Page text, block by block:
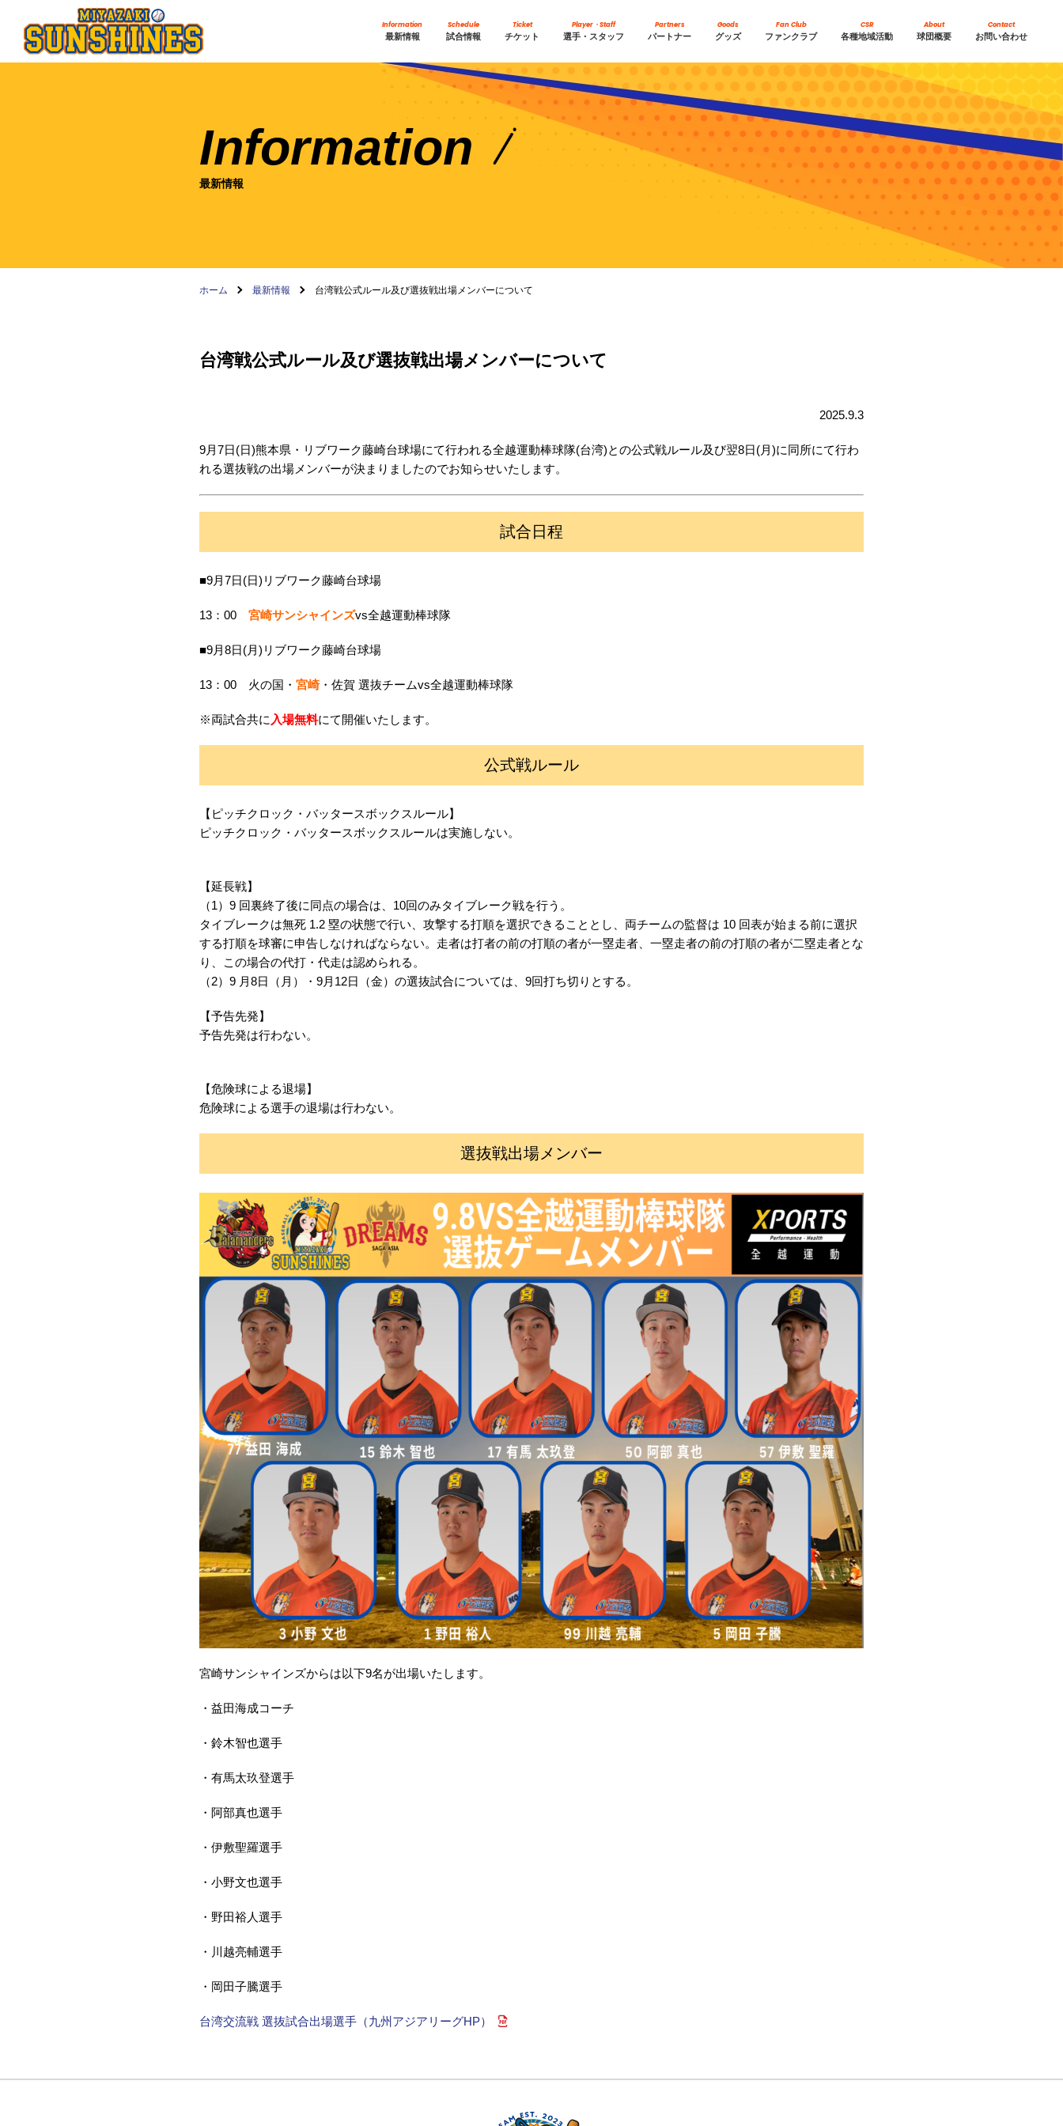
Information
最新情報
Schedule
試合情報
Ticket
チケット
Player・Staff
選手・スタッフ
Partners
パートナー
Goods
グッズ
Fan Club
ファンクラブ
CSR
各種地域活動
About
球団概要
Contact
お問い合わせ
Information
最新情報
ホーム 最新情報 台湾戦公式ルール及び選抜戦出場メンバーについて
台湾戦公式ルール及び選抜戦出場メンバーについて
2025.9.3
9月7日(日)熊本県・リブワーク藤崎台球場にて行われる全越運動棒球隊(台湾)との公式戦ルール及び翌8日(月)に同所にて行わ
れる選抜戦の出場メンバーが決まりましたのでお知らせいたします。
試合日程
■9月7日(日)リブワーク藤崎台球場
13：00 宮崎サンシャインズvs全越運動棒球隊
■9月8日(月)リブワーク藤崎台球場
13：00 火の国・ 宮崎・佐賀 選抜チームvs全越運動棒球隊
※両試合共に 入場無料にて開催いたします。
公式戦ルール
【ピッチクロック・バッタースボックスルール】
ピッチクロック・バッタースボックスルールは実施しない。
【延長戦】
（1）9 回裏終了後に同点の場合は、10回のみタイブレーク戦を行う。
タイブレークは無死 1.2 塁の状態で行い、攻撃する打順を選択できることとし、両チームの監督は 10 回表が始まる前に選択
する打順を球審に申告しなければならない。走者は打者の前の打順の者が一塁走者、一塁走者の前の打順の者が二塁走者とな
り、この場合の代打・代走は認められる。
（2）9 月8日（月）・9月12日（金）の選抜試合については、9回打ち切りとする。
【予告先発】
予告先発は行わない。
【危険球による退場】
危険球による選手の退場は行わない。
選抜戦出場メンバー
宮崎サンシャインズからは以下9名が出場いたします。
・益田海成コーチ
・鈴木智也選手
・有馬太玖登選手
・阿部真也選手
・伊敷聖羅選手
・小野文也選手
・野田裕人選手
・川越亮輔選手
・岡田子騰選手
台湾交流戦 選抜試合出場選手（九州アジアリーグHP）